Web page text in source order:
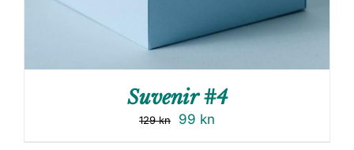
Suvenir #4
129kn 99 kn